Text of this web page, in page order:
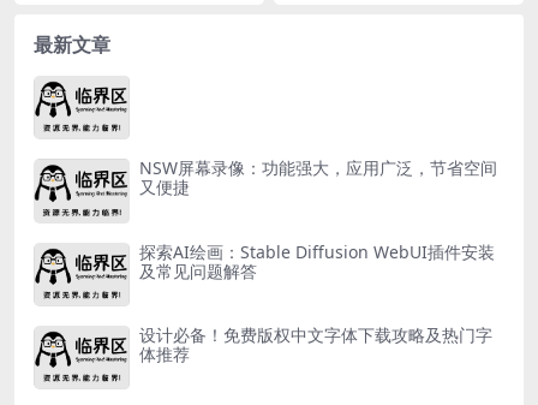
最新文章
NSW屏幕录像：功能强大，应用广泛，节省空间
又便捷
探索AI绘画：Stable Diffusion WebUI插件安装
及常见问题解答
设计必备！免费版权中文字体下载攻略及热门字
体推荐